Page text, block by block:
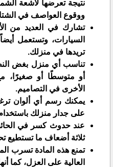
نتيجة تعرضها لأشعة
ووقوع العواصف في
تشارك في العديد من
السيارات، وتستعمل
تريدها في منزلك.
تناسب أي منزل بغض
أو متوسطًا أو صغيرًا،
الأخرى في التصاميم.
يمكنك رسم أي ألوان
على جدار منزلك
عند حدوث كسر في
ثلاثة أضعاف ما تستطيع
تمنع هذه المادة تسرب
العالية على العزل،